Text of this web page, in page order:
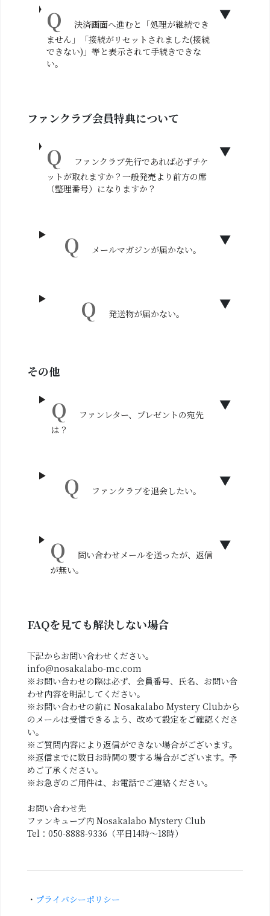
決済画面へ進むと「処理が継続でき
ません」「接続がリセットされました(接続
できない)」等と表示されて手続きできな
い。
ファンクラブ会員特典について
ファンクラブ先行であれば必ずチケ
ットが取れますか？一般発売より前方の席
（整理番号）になりますか？
メールマガジンが届かない。
発送物が届かない。
その他
ファンレター、プレゼントの宛先
は？
ファンクラブを退会したい。
問い合わせメールを送ったが、返信
が無い。
FAQを見ても解決しない場合
下記からお問い合わせください。
info@nosakalabo-mc.com
※お問い合わせの際は必ず、会員番号、氏名、お問い合
わせ内容を明記してください。
※お問い合わせの前に Nosakalabo Mystery Clubから
のメールは受信できるよう、改めて設定をご確認くださ
い。
※ご質問内容により返信ができない場合がございます。
※返信までに数日お時間の要する場合がございます。予
めご了承ください。
※お急ぎのご用件は、お電話でご連絡ください。
お問い合わせ先
ファンキューブ内 Nosakalabo Mystery Club
Tel：050-8888-9336（平日14時～18時）
・ プライバシーポリシー